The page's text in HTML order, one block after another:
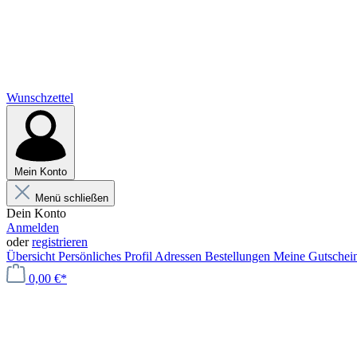
Wunschzettel
Mein Konto
Menü schließen
Dein Konto
Anmelden
oderregistrieren
Übersicht Persönliches Profil Adressen Bestellungen Meine
0,00 €*